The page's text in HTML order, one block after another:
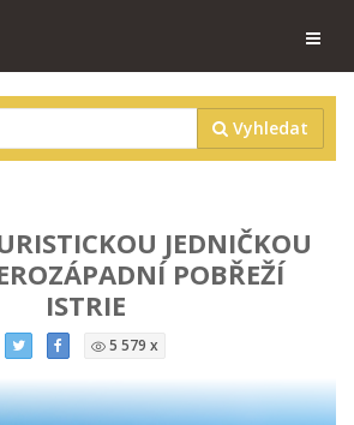
Vyhledat
JEDNIČKOU
POBŘEŽÍ
ISTRIE
5 579 x